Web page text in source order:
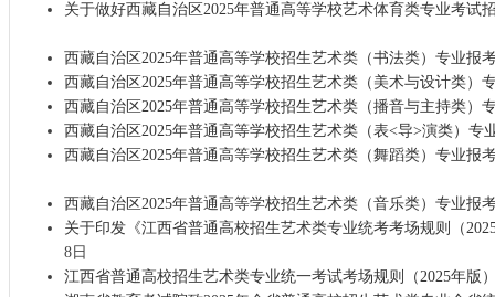
关于做好西藏自治区2025年普通高等学校艺术体育类专业考试
西藏自治区2025年普通高等学校招生艺术类（书法类）专业报
西藏自治区2025年普通高等学校招生艺术类（美术与设计类）
西藏自治区2025年普通高等学校招生艺术类（播音与主持类）
西藏自治区2025年普通高等学校招生艺术类（表<导>演类）专
西藏自治区2025年普通高等学校招生艺术类（舞蹈类）专业报
西藏自治区2025年普通高等学校招生艺术类（音乐类）专业报
关于印发《江西省普通高校招生艺术类专业统考考场规则（
8日
江西省普通高校招生艺术类专业统一考试考场规则（2025年版